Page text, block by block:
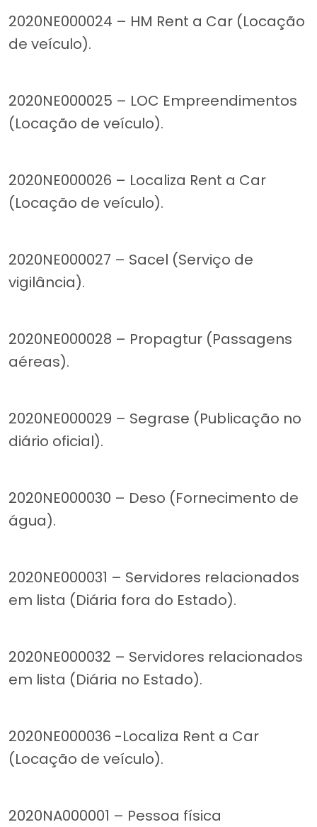
2020NE000024 – HM Rent a Car (Locação
de veículo).
2020NE000025 – LOC Empreendimentos
(Locação de veículo).
2020NE000026 – Localiza Rent a Car
(Locação de veículo).
2020NE000027 – Sacel (Serviço de
vigilância).
2020NE000028 – Propagtur (Passagens
aéreas).
2020NE000029 – Segrase (Publicação no
diário oficial).
2020NE000030 – Deso (Fornecimento de
água).
2020NE000031 – Servidores relacionados
em lista (Diária fora do Estado).
2020NE000032 – Servidores relacionados
em lista (Diária no Estado).
2020NE000036 -Localiza Rent a Car
(Locação de veículo).
2020NA000001 – Pessoa física